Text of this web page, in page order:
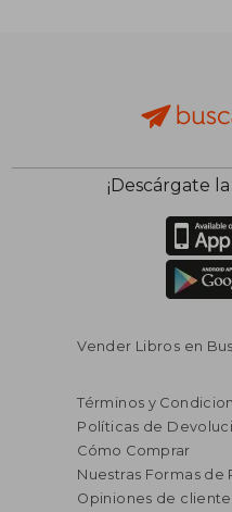
$
¡Descárgate
Vender Libros en
Términos y
Políticas de
Cómo Comprar
Nuestras Formas de
Opiniones de